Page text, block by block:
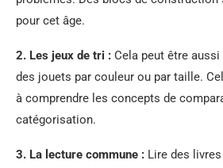
pour cet âge.
2. Les jeux de tri : Cela peut être
des jouets par couleur ou par taille.
à comprendre les concepts de
catégorisation.
3. La lecture commune : Lire des